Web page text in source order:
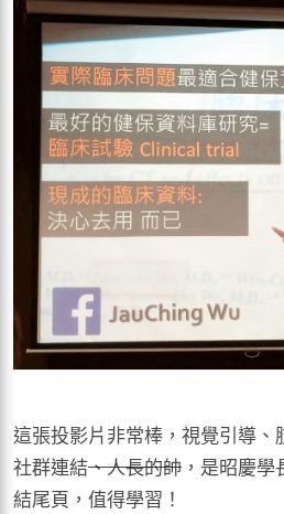
這張投影片非常棒，視覺引導、
社群連結、人長的帥 ，是昭慶
結尾頁，值得學習！